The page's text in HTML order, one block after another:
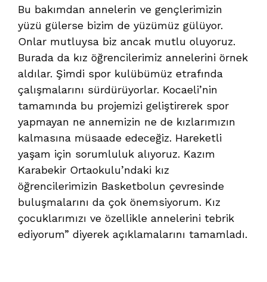
Bu bakımdan annelerin ve gençlerimizin
yüzü gülerse bizim de yüzümüz gülüyor.
Onlar mutluysa biz ancak mutlu oluyoruz.
Burada da kız öğrencilerimiz annelerini örnek
aldılar. Şimdi spor kulübümüz etrafında
çalışmalarını sürdürüyorlar. Kocaeli’nin
tamamında bu projemizi geliştirerek spor
yapmayan ne annemizin ne de kızlarımızın
kalmasına müsaade edeceğiz. Hareketli
yaşam için sorumluluk alıyoruz. Kazım
Karabekir Ortaokulu’ndaki kız
öğrencilerimizin Basketbolun çevresinde
buluşmalarını da çok önemsiyorum. Kız
çocuklarımızı ve özellikle annelerini tebrik
ediyorum” diyerek açıklamalarını tamamladı.